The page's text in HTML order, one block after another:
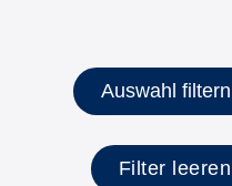
Auswahl filtern
Filter leeren